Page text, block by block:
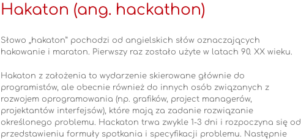
Hakaton (ang. hackathon)
Słowo „hakaton” pochodzi od angielskich słów oznaczających
hakowanie i maraton. Pierwszy raz zostało użyte w latach 90. XX wieku.
Hakaton z założenia to wydarzenie skierowane głównie do
programistów, ale obecnie również do innych osób związanych z
rozwojem oprogramowania (np. grafików, project managerów,
projektantów interfejsów), które mają za zadanie rozwiązanie
określonego problemu. Hackaton trwa zwykle 1-3 dni i rozpoczyna się od
przedstawieniu formuły spotkania i specyfikacji problemu. Następnie